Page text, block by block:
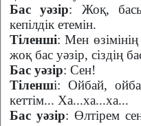
Бас уәзір: Жоқ,
кепілдік етемін.
Тіленші: Мен
жоқ бас уәзір, сіздің
Бас уәзір: Сен!
Тіленші: Ойбай,
кеттім... Ха...ха...ха...
Бас уәзір: Өлтірем